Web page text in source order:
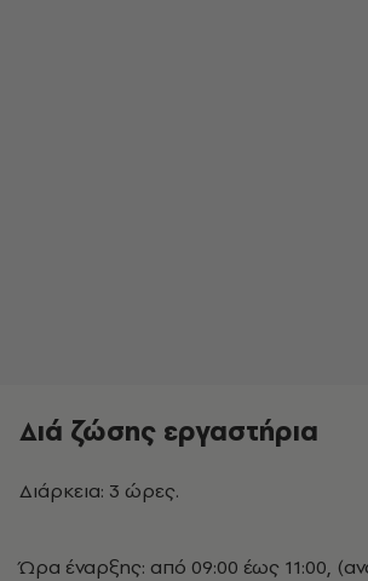
Διά ζώσης εργαστήρια
Διάρκεια: 3 ώρες.
Ώρα έναρξης: από 09:00 έως 11:00,